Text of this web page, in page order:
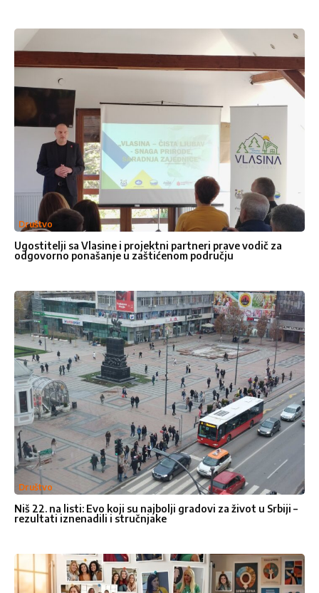
Pišite nam
Želeli bismo da čujemo Vaše
mišljenje. Molimo vas da nam
pošaljete poruku popunjavanjem
formulara ispod, javićemo vam se
uskoro .
Ime*
Prezime
Email adresa*
Broje telefona
Naslov*
Vaša poruka*
Društvo
Ugostitelji sa Vlasine i projektni partneri prave vodič za
odgovorno ponašanje u zaštićenom području
Društvo
Niš 22. na listi: Evo koji su najbolji gradovi za život u Srbiji –
rezultati iznenadili i stručnjake